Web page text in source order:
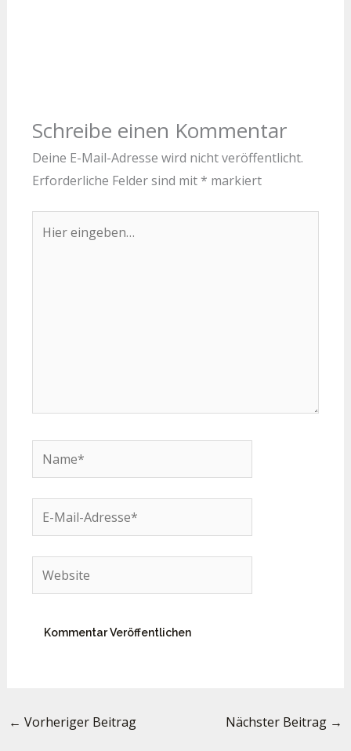
Schreibe einen Kommentar
Deine E-Mail-Adresse wird nicht veröffentlicht.
Erforderliche Felder sind mit * markiert
eingeben…
Name*
Mail-
Adresse*
Website
← Vorheriger Beitrag Nächster Beitrag →